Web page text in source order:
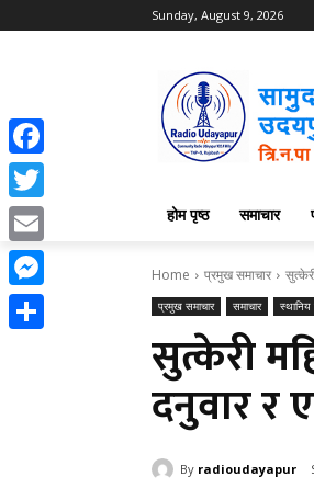
Sunday, August 9, 2026
होम पृष्ठ समाचार
Home प्रमुख समाचार
प्रमुख समाचार समाचार
सुत्केरी
दनुवार र
By radioudayapur
Facebook
Twitter
Email
Messenger